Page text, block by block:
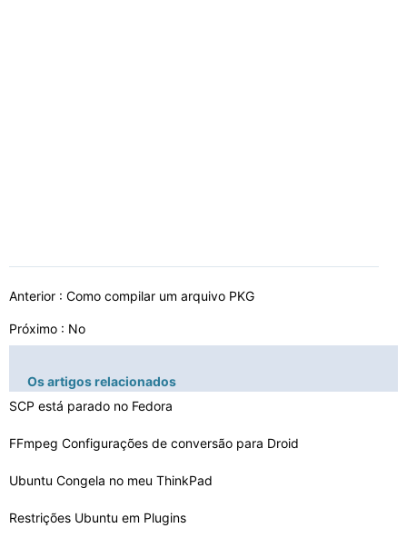
Anterior : Como compilar um arquivo PKG
Próximo : No
Os artigos relacionados
SCP está parado no Fedora
FFmpeg Configurações de conversão para Droid
Ubuntu Congela no meu ThinkPad
Restrições Ubuntu em Plugins